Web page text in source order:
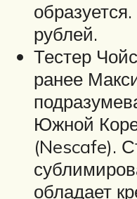
рублей.
Тестер
ранее
Южной
(Nescafe).
обладает